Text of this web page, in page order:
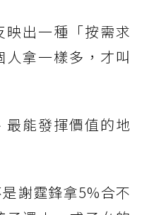
出一種「按需求
拿一樣多，才叫
能發揮價值的地
謝霆鋒拿5%合不